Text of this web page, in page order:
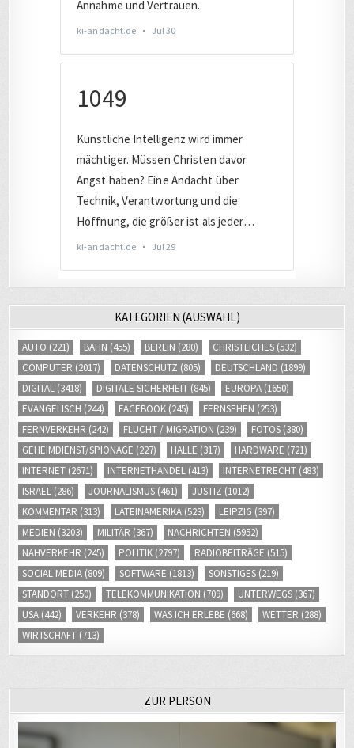
KATEGORIEN (AUSWAHL)
AUTO (221) BAHN (455) BERLIN (280) CHRISTLICHES (532)
COMPUTER (2017) DATENSCHUTZ (805) DEUTSCHLAND (1899)
DIGITAL (3418) DIGITALE SICHERHEIT (845) EUROPA (1650)
EVANGELISCH (244) FACEBOOK (245) FERNSEHEN (253)
FERNVERKEHR (242) FLUCHT / MIGRATION (239) FOTOS (380)
GEHEIMDIENST/SPIONAGE (227) HALLE (317) HARDWARE (721)
INTERNET (2671) INTERNETHANDEL (413) INTERNETRECHT (483)
ISRAEL (286) JOURNALISMUS (461) JUSTIZ (1012)
KOMMENTAR (313) LATEINAMERIKA (523) LEIPZIG (397)
MEDIEN (3203) MILITÄR (367) NACHRICHTEN (5952)
NAHVERKEHR (245) POLITIK (2797) RADIOBEITRÄGE (515)
SOCIAL MEDIA (809) SOFTWARE (1813) SONSTIGES (219)
STANDORT (250) TELEKOMMUNIKATION (709) UNTERWEGS (367)
USA (442) VERKEHR (378) WAS ICH ERLEBE (668) WETTER (288)
WIRTSCHAFT (713)
ZUR PERSON